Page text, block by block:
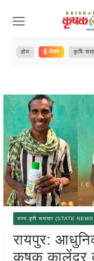
content
होम ई-पेपर कृषि
राज्य कृषि समाचार (STATE
रायपुर:
कृषक कालेंद्र